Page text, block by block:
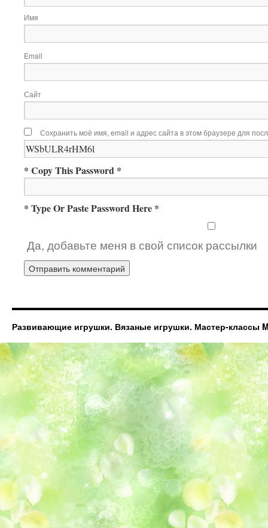
Имя
Email
Сайт
Сохранить моё имя, email и адрес сайта в этом браузере для
* Copy This Password *
* Type Or Paste Password Here *
Да, добавьте меня в свой список рассылки
Развивающие игрушки. Вязаные игрушки. Мастер-классы